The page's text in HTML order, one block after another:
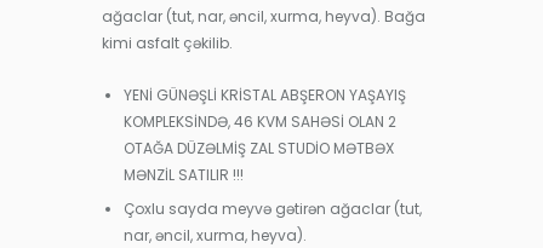
ağaclar (tut, nar, əncil, xurma, heyva). Bağa
kimi asfalt çəkilib.
YENİ GÜNƏŞLİ KRİSTAL ABŞERON YAŞAYIŞ
KOMPLEKSİNDƏ, 46 KVM SAHƏSİ OLAN 2
OTAĞA DÜZƏLMİŞ ZAL STUDİO MƏTBƏX
MƏNZİL SATILIR !!!
Çoxlu sayda meyvə gətirən ağaclar (tut,
nar, əncil, xurma, heyva).